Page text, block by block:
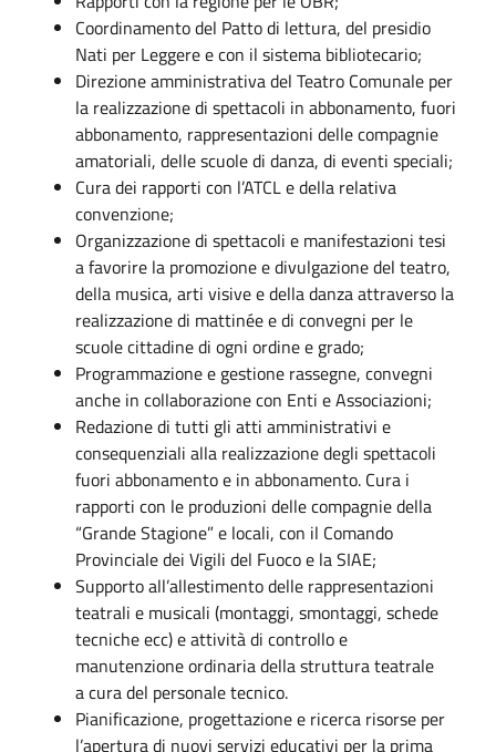
Coordinamento del Patto di lettura, del presidio
Nati per Leggere e con il sistema bibliotecario;
Direzione amministrativa del Teatro Comunale per
la realizzazione di spettacoli in abbonamento, fuori
abbonamento, rappresentazioni delle compagnie
amatoriali, delle scuole di danza, di eventi speciali;
Cura dei rapporti con l’ATCL e della relativa
convenzione;
Organizzazione di spettacoli e manifestazioni tesi
a favorire la promozione e divulgazione del teatro,
della musica, arti visive e della danza attraverso la
realizzazione di mattinée e di convegni per le
scuole cittadine di ogni ordine e grado;
Programmazione e gestione rassegne, convegni
anche in collaborazione con Enti e Associazioni;
Redazione di tutti gli atti amministrativi e
consequenziali alla realizzazione degli spettacoli
fuori abbonamento e in abbonamento. Cura i
rapporti con le produzioni delle compagnie della
“Grande Stagione” e locali, con il Comando
Provinciale dei Vigili del Fuoco e la SIAE;
Supporto all’allestimento delle rappresentazioni
teatrali e musicali (montaggi, smontaggi, schede
tecniche ecc) e attività di controllo e
manutenzione ordinaria della struttura teatrale
a cura del personale tecnico.
Pianificazione, progettazione e ricerca risorse per
l’apertura di nuovi servizi educativi per la prima